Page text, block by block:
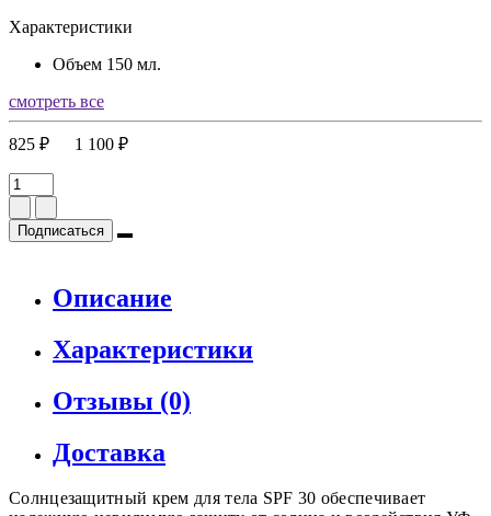
Характеристики
Объем 150 мл.
смотреть все
825 ₽ 1 100 ₽
Подписаться
Описание
Характеристики
Отзывы (0)
Доставка
Солнцезащитный крем для тела SPF 30 обеспечивает